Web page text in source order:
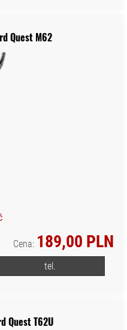
Quest M62
Cena: 189,00 PLN
tel.
Quest T62U